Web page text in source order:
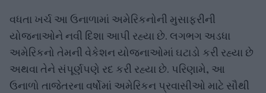
વધતા ખર્ચ આ ઉનાળામાં અમેરિકનોની મુસાફરીની
યોજનાઓને નવી દિશા આપી રહ્યા છે. લગભગ અડધા
અમેરિકનો તેમની વેકેશન યોજનાઓમાં ઘટાડો કરી રહ્યા છે
અથવા તેને સંપૂર્ણપણે રદ કરી રહ્યા છે. પરિણામે, આ
ઉનાળો તાજેતરના વર્ષોમાં અમેરિકન પ્રવાસીઓ માટે સૌથી